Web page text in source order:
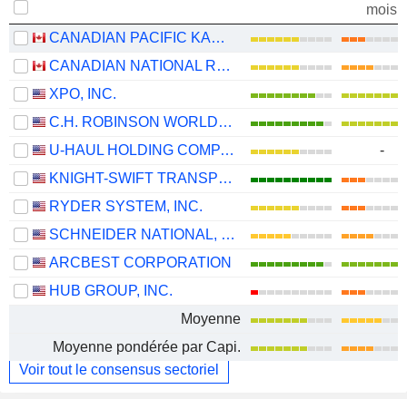
mois
CANADIAN PACIFIC KANSAS CITY LIMITED
CANADIAN NATIONAL RAILWAY COMPANY
XPO, INC.
C.H. ROBINSON WORLDWIDE, INC.
U-HAUL HOLDING COMPANY
-
KNIGHT-SWIFT TRANSPORTATION HOLDINGS INC.
RYDER SYSTEM, INC.
SCHNEIDER NATIONAL, INC.
ARCBEST CORPORATION
HUB GROUP, INC.
Moyenne
Moyenne pondérée par Capi.
Voir tout le consensus sectoriel